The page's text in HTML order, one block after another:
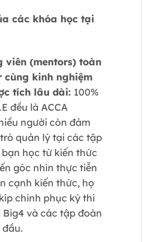
các khóa học tại
viên (mentors) toàn
cùng kinh nghiệm
tích lâu dài: 100%
đều là ACCA
người còn đảm
quản lý tại các tập
học từ kiến thức
góc nhìn thực tiễn
cạnh kiến thức, họ
chinh phục kỳ thi
và các tập đoàn